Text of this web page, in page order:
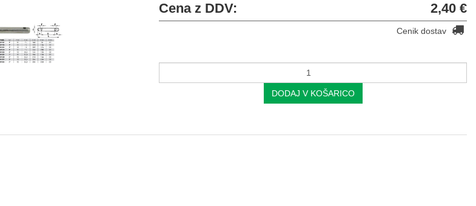
Cena z DDV: 2,40 €
Cenik dostav
DODAJ V KOŠARICO